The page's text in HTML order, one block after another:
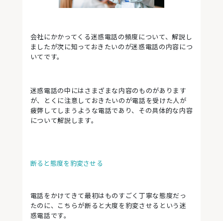
会社にかかってくる迷惑電話の頻度について、解説し
ましたが次に知っておきたいのが迷惑電話の内容につ
いてです。
迷惑電話の中にはさまざまな内容のものがあります
が、とくに注意しておきたいのが電話を受けた人が
疲弊してしまうような電話であり、その具体的な内容
について解説します。
断ると態度を豹変させる
電話をかけてきて最初はものすごく丁寧な態度だっ
たのに、こちらが断ると大度を豹変させるという迷
惑電話です。